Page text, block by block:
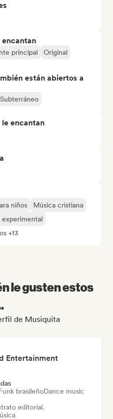
encantan
principal
Original
están abiertos a
Subterráneo
encantan
niños
Música cristiana
experimental
+13
le gusten estos
de Musiquita
Entertainment
brasileñoDance music
editorial.